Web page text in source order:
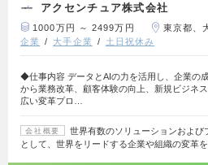
アクセンチュア株式会社
1000万円 ～ 2499万円 東京都、
企業
大手企業 土日祝休み
◆仕事内容 データとAIの力を活用し、企業の
から業務改革、顧客体験の向上、新規ビジネ
広い変革プロ…
会社概要
世界有数のソリューションおよ
として、世界をリードする企業や組織の変革